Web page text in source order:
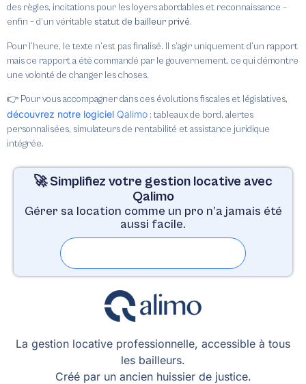
des règles, incitations pour les loyers abordables et reconnaissance –
enfin – d’un véritable statut de bailleur privé.
Pour l’heure, le texte n’est pas finalisé. Il s’agir uniquement d’un rapport
mais ce rapport a été commandé par le gouvernement, ce qui démontre
une volonté de changer les choses.
👉 Pour vous accompagner dans ces évolutions fiscales et législatives,
découvrez notre logiciel Qalimo : tableaux de bord, alertes
personnalisées, simulateurs de rentabilité et assistance juridique
intégrée.
🚀 Simplifiez votre gestion locative avec
Qalimo
Gérer sa location comme un pro n’a jamais été
aussi facile.
La gestion locative professionnelle, accessible à tous
les bailleurs.
Créé par un ancien huissier de justice.